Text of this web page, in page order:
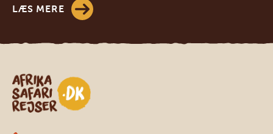
LÆS MERE
Safari-rejser i Afrika